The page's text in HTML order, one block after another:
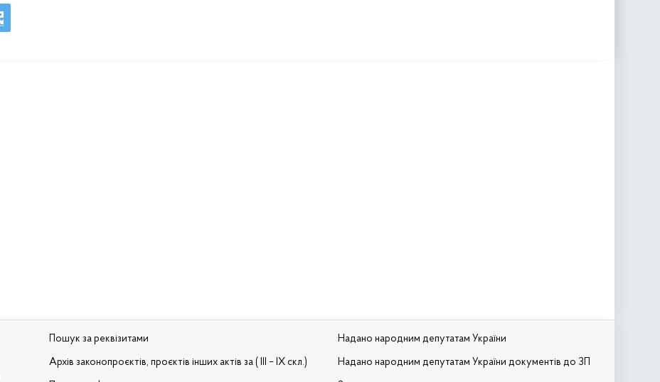
Пошук за реквізитами
Архів законопроєктів, проєктів інших актів за ( III – IX скл.)
Надано народним депутатам України
Надано народним депутатам України документів до ЗП